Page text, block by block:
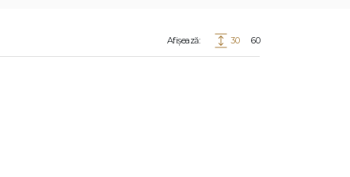
Afișează: 30 60